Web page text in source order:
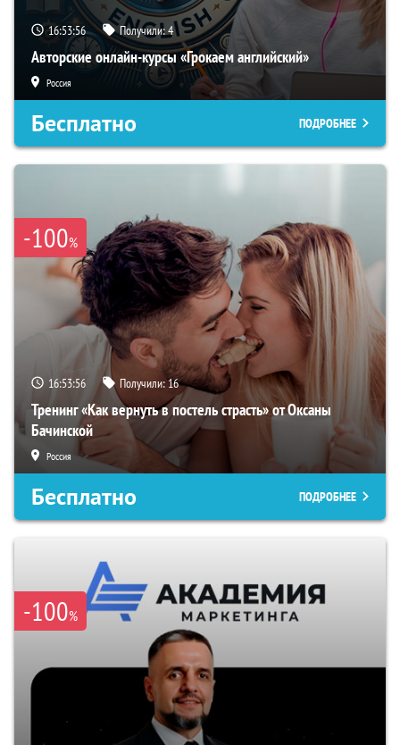
16:53:55 Получили:4
Авторские онлайн-курсы «Грокаем английский»
Россия
Бесплатно ПОДРОБНЕЕ
-100%
16:53:55 Получили:16
Тренинг «Как вернуть в постель страсть» от Оксаны
Бачинской
Россия
Бесплатно ПОДРОБНЕЕ
-100%